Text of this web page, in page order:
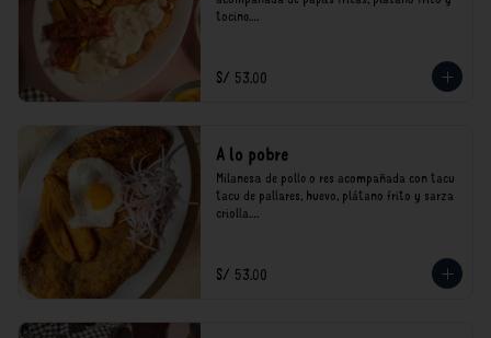
tocino.
incluyen impuestos de ley y recargo al
consumo.
S/ 53.00
A lo pobre
Milanesa de pollo o res acompañada con tacu
tacu de pallares, huevo, plátano frito y sarza
criolla.
incluyen impuestos de ley y recargo al
consumo.
S/ 53.00